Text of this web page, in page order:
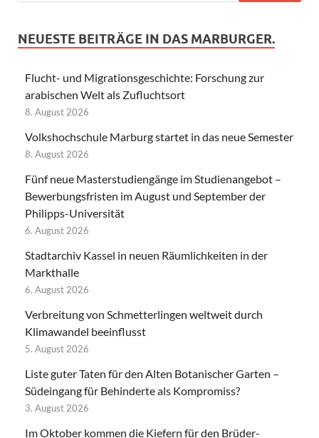
NEUESTE BEITRÄGE IN DAS MARBURGER.
Flucht- und Migrationsgeschichte: Forschung zur
arabischen Welt als Zufluchtsort
8. August 2026
Volkshochschule Marburg startet in das neue Semester
8. August 2026
Fünf neue Masterstudiengänge im Studienangebot –
Bewerbungsfristen im August und September der
Philipps-Universität
6. August 2026
Stadtarchiv Kassel in neuen Räumlichkeiten in der
Markthalle
6. August 2026
Verbreitung von Schmetterlingen weltweit durch
Klimawandel beeinflusst
5. August 2026
Liste guter Taten für den Alten Botanischer Garten –
Südeingang für Behinderte als Kompromiss?
3. August 2026
Im Oktober kommen die Kiefern für den Brüder-